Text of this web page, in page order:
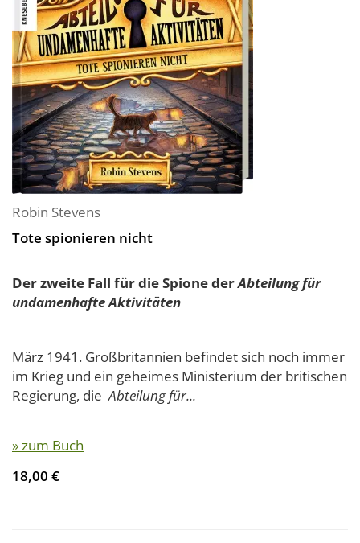
Robin Stevens
Tote spionieren nicht
Der zweite Fall für die Spione derAbteilung für
undamenhafte Aktivitäten
März 1941. Großbritannien befindet sich noch immer
im Krieg und ein geheimes Ministerium der britischen
Regierung, dieAbteilung für...
» zum Buch
18,00 €